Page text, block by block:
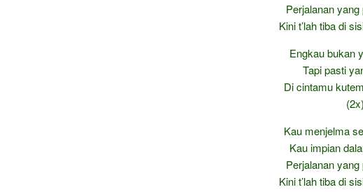
Perjalanan
Kini t’lah tiba di
Engkau bukan
Tapi pasti
Di cintamu
(2x)
Kau menjelma
Kau impian
Perjalanan
Kini t’lah tiba di